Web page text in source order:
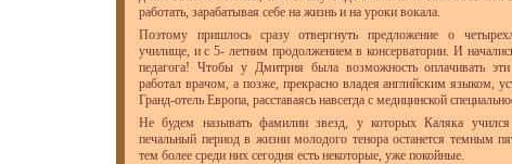
работать, зарабатывая себе на жизнь и на уроки вокала.
Поэтому пришлось сразу отвергнуть предложение о
училище, и с 5- летним продолжением в консерватории. И
педагога! Чтобы у Дмитрия была возможность оплачивать
работал врачом, а позже, прекрасно владея английским языком,
Гранд-отель Европа, расставаясь навсегда с медицинской
Не будем называть фамилии звезд, у которых Каляка
печальный период в жизни молодого тенора останется темным
тем более среди них сегодня есть некоторые, уже покойные.